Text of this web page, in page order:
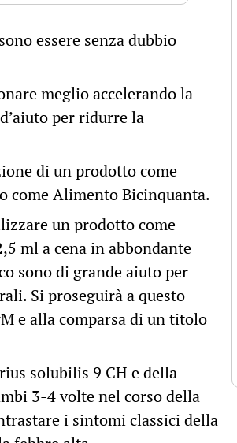
essere senza dubbio
meglio accelerando la
per ridurre la
di un prodotto come
come Alimento Bicinquanta.
un prodotto come
ml a cena in abbondante
sono di grande aiuto per
Si proseguirà a questo
e alla comparsa di un titolo
solubilis 9 CH e della
3-4 volte nel corso della
i sintomi classici della